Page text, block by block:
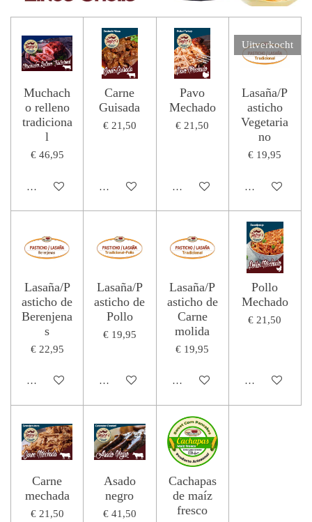
Muchach
o relleno
tradiciona
l
€ 46,95
In winkelwagen
Carne
Guisada
€ 21,50
In winkelwagen
Pavo
Mechado
€ 21,50
In winkelwagen
Uitverkocht
Lasaña/P
asticho
Vegetaria
no
€ 19,95
Houd mij op
Lasaña/P
asticho de
Berenjena
s
€ 22,95
In winkelwagen
Lasaña/P
asticho de
Pollo
€ 19,95
In winkelwagen
Lasaña/P
asticho de
Carne
molida
€ 19,95
In winkelwagen
Pollo
Mechado
€ 21,50
In
Carne
mechada
€ 21,50
Asado
negro
€ 41,50
Cachapas
de maíz
fresco